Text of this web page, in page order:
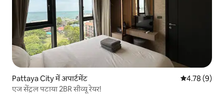
Pattaya City में अपार्टमेंट औसत रेटिंग 5
4.78 (9)
एज सेंट्रल पटाया 2BR सीव्यू रेयर!